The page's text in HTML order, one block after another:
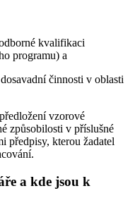
kvalifikaci
programu) a
činnosti v oblasti
vzorové
způsobilosti v příslušné
předpisy, kterou žadatel
a kde jsou k